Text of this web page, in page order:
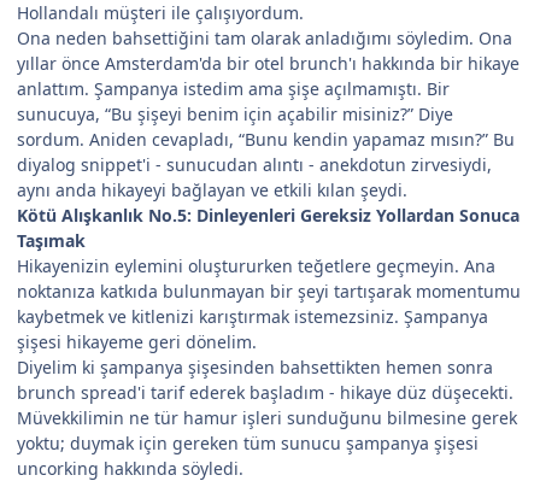
Hollandalı müşteri ile çalışıyordum.
Ona neden bahsettiğini tam olarak anladığımı söyledim. Ona
yıllar önce Amsterdam'da bir otel brunch'ı hakkında bir hikaye
anlattım. Şampanya istedim ama şişe açılmamıştı. Bir
sunucuya, “Bu şişeyi benim için açabilir misiniz?” Diye
sordum. Aniden cevapladı, “Bunu kendin yapamaz mısın?” Bu
diyalog snippet'i - sunucudan alıntı - anekdotun zirvesiydi,
aynı anda hikayeyi bağlayan ve etkili kılan şeydi.
Kötü Alışkanlık No.5: Dinleyenleri Gereksiz Yollardan Sonuca
Taşımak
Hikayenizin eylemini oluştururken teğetlere geçmeyin. Ana
noktanıza katkıda bulunmayan bir şeyi tartışarak momentumu
kaybetmek ve kitlenizi karıştırmak istemezsiniz. Şampanya
şişesi hikayeme geri dönelim.
Diyelim ki şampanya şişesinden bahsettikten hemen sonra
brunch spread'i tarif ederek başladım - hikaye düz düşecekti.
Müvekkilimin ne tür hamur işleri sunduğunu bilmesine gerek
yoktu; duymak için gereken tüm sunucu şampanya şişesi
uncorking hakkında söyledi.